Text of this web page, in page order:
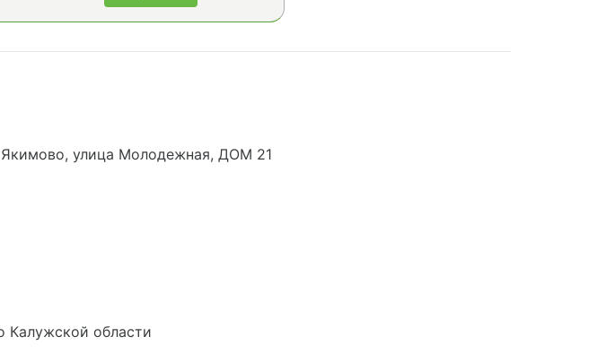
Якимово, улица Молодежная, ДОМ 21
Калужской области